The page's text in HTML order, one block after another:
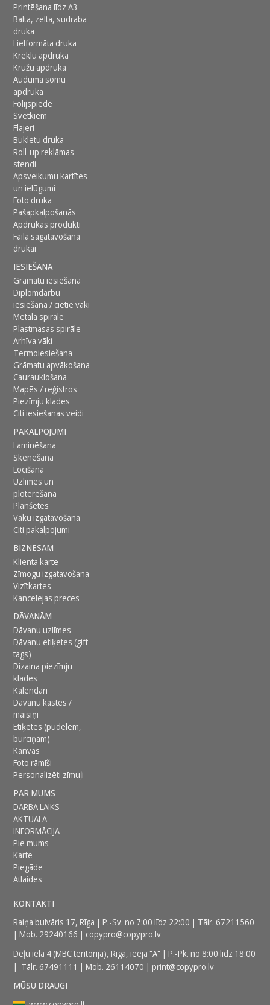
Printēšana līdz A3
Balta, zelta, sudraba
druka
Lielformāta druka
Kreklu apdruka
Krūžu apdruka
Auduma somu
apdruka
Folijspiede
Svētkiem
Flajeri
Bukletu druka
Roll-up reklāmas
stendi
Apsveikumu kartītes
un ielūgumi
Foto druka
Pašapkalpošanās
Apdrukas produkti
Faila sagatavošana
drukai
IESIEŠANA
Grāmatu iesiešana
Diplomdarbu
iesiešana / cietie vāki
Metāla spirāle
Plastmasas spirāle
Arhīva vāki
Termoiesiešana
Grāmatu apvākošana
Caurauklošana
Mapēs / reģistros
Piezīmju klades
Citi iesiešanas veidi
PAKALPOJUMI
Laminēšana
Skenēšana
Locīšana
Uzlīmes un
ploterēšana
Planšetes
Vāku izgatavošana
Citi pakalpojumi
BIZNESAM
Klienta karte
Zīmogu izgatavošana
Vizītkartes
Kancelejas preces
DĀVANĀM
Dāvanu uzlīmes
Dāvanu etiķetes (gift
tags)
Dizaina piezīmju
klades
Kalendāri
Dāvanu kastes /
maisiņi
Etiķetes (pudelēm,
burciņām)
Kanvas
Foto rāmīši
Personalizēti zīmuļi
PAR MUMS
DARBA LAIKS
AKTUĀLĀ
INFORMĀCIJA
Pie mums
Karte
Piegāde
Atlaides
KONTAKTI
Raiņa bulvāris 17, Rīga | P.-Sv. no 7:00 līdz 22:00 | Tālr. 67211560
| Mob. 29240166 | copypro@copypro.lv
Dēļu iela 4 (MBC teritorija), Rīga, ieeja "A" | P.-Pk. no 8:00 līdz 18:00
| Tālr. 67491111 | Mob. 26114070 | print@copypro.lv
MŪSU DRAUGI